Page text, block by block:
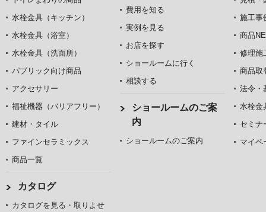
水栓金具（キッチン）
水栓金具（浴室）
水栓金具（洗面所）
パブリック向け商品
アクセサリー
福祉機器（バリアフリー）
建材・タイル
ファインセラミックス
商品一覧
カタログ
カタログを見る・取りよせ
費用を知る
実例を見る
お店を探す
ショールームに行く
相談する
ショールームのご案
内
ショールームのご案内
施工事
商品
修理施
商品取
法令・
水栓金
セミナ
マイペ